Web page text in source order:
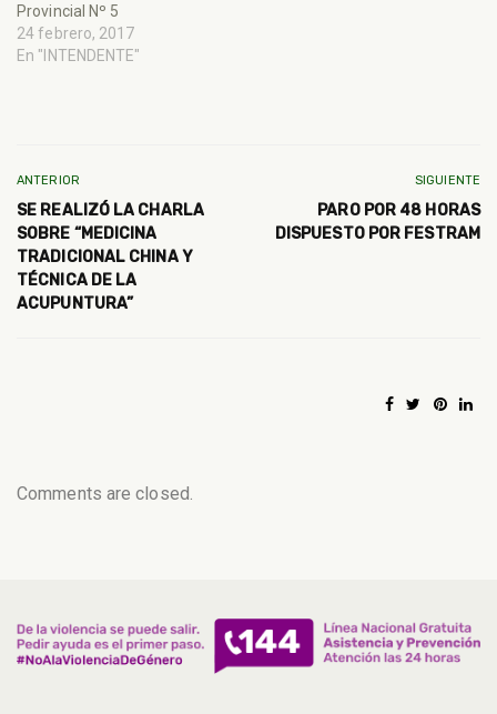
Provincial Nº 5
24 febrero, 2017
En "INTENDENTE"
ANTERIOR
SE REALIZÓ LA CHARLA
SOBRE “MEDICINA
TRADICIONAL CHINA Y
TÉCNICA DE LA
ACUPUNTURA”
SIGUIENTE
PARO POR 48 HORAS
DISPUESTO POR FESTRAM
Comments are closed.